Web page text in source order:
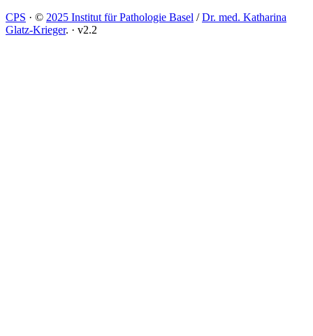
CPS · © 2025 Institut für Pathologie Basel /Dr. med. Katharina
Glatz-Krieger. · v2.2